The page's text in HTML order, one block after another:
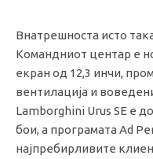
Внатрешноста исто
Командниот центар е
екран од 12,3 инчи,
вентилација и
Lamborghini Urus SE е
бои, а програмата Ad
најпребирливите